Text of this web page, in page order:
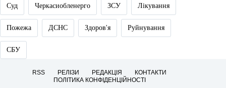
Суд Черкасиобленерго ЗСУ Лікування
Пожежа ДСНС Здоров'я Руйнування
СБУ
RSS РЕЛІЗИ РЕДАКЦІЯ
КОНТАКТИ
ПОЛІТИКА КОНФІДЕНЦІЙНОСТІ